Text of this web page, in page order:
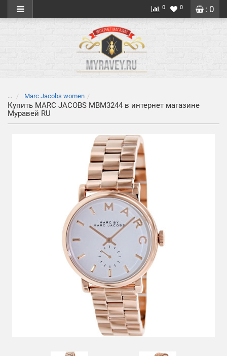
: 0
0 0
... Marc Jacobs women
Купить MARC JACOBS MBM3244 в интернет магазине
Муравей RU